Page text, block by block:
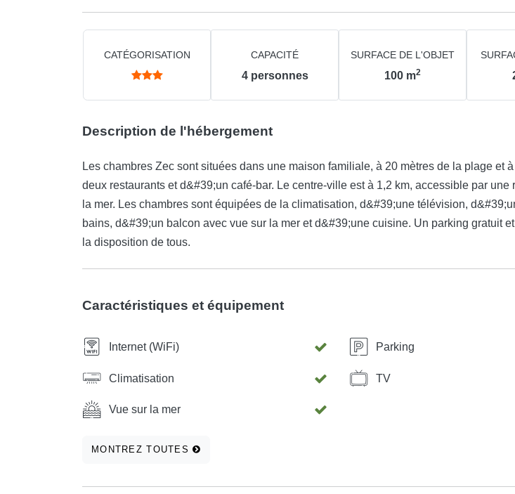
CATÉGORISATION CAPACITÉ
4 personnes
SURFACE DE L'OBJET
100 m2
Description de l'hébergement
Les chambres Zec sont situées dans une maison familiale, à 20 mètres de la plage et
deux restaurants et d&#39;un café-bar. Le centre-ville est à 1,2 km, accessible par une
la mer. Les chambres sont équipées de la climatisation, d&#39;une télévision,
bains, d&#39;un balcon avec vue sur la mer et d&#39;une cuisine. Un parking gratuit
la disposition de tous.
Caractéristiques et équipement
Internet (WiFi) Parking
Climatisation TV
Vue sur la mer
MONTREZ TOUTES